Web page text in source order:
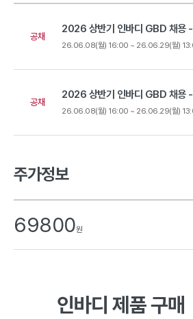
공채
2026 상반기 인바디 GBD 채용
26.06.08(월) 16:00 ~ 26.06.29(월)
공채
2026 상반기 인바디 GBD 채
26.06.08(월) 16:00 ~ 26.06.29(월)
주가정보
69800원
인바디 제품 구매